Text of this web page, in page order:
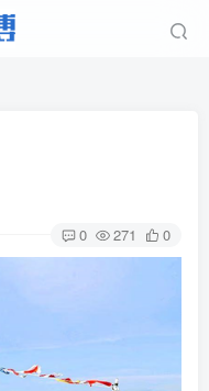
0 271 0